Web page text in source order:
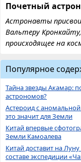
Почетный
Астронавты
Вальтеру
происходящее на
Популярное
Тайна звезды Акамар:
астрономов?
Астероид с
это значит для Земли
Китай впервые
Земли Камоалева
Китай доставит на
составе экспедиции